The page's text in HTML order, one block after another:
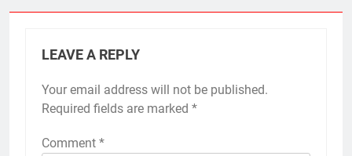
LEAVE A REPLY
Your email address will not be published.
Required fields are marked *
Comment *